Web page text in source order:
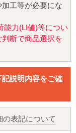
工等が必要にな
力(LI値)等につい
断で商品選択を
説明内容をご確
の表記について